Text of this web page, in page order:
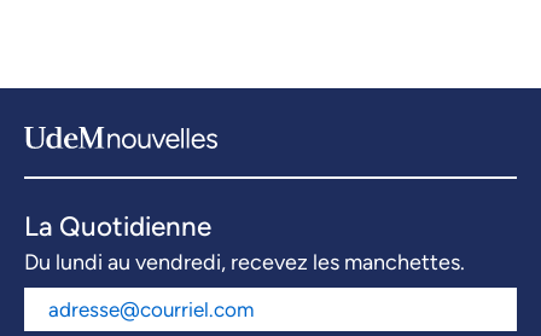
La Quotidienne
Du lundi au vendredi, recevez les manchettes.